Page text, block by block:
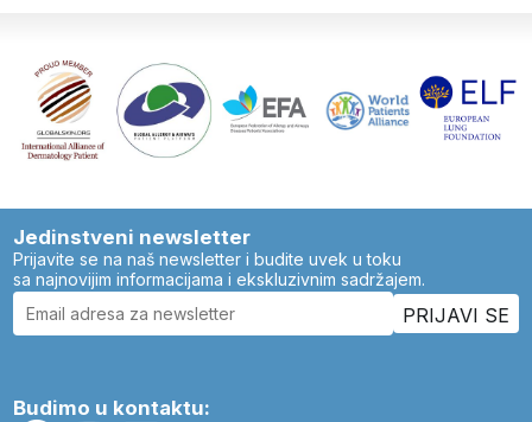
Jedinstveni newsletter
Prijavite se na naš newsletter i budite uvek u toku
sa najnovijim informacijama i ekskluzivnim sadržajem.
Budimo u kontaktu: